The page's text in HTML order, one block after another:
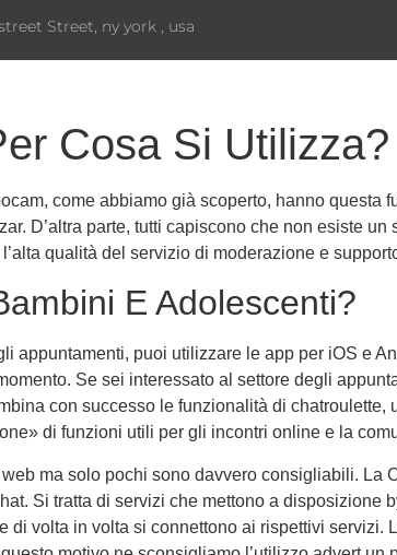
Street, ny york , usa
Cosa Si Utilizza?
come abbiamo già scoperto, hanno questa
D’altra parte, tutti capiscono che non esiste
qualità del servizio di moderazione e
E Adolescenti?
appuntamenti, puoi utilizzare le app per iOS e
Se sei interessato al settore degli
con successo le funzionalità di
di funzioni utili per gli incontri online e la
ma solo pochi sono davvero consigliabili. La
Si tratta di servizi che mettono a
di volta in volta si connettono ai rispettivi